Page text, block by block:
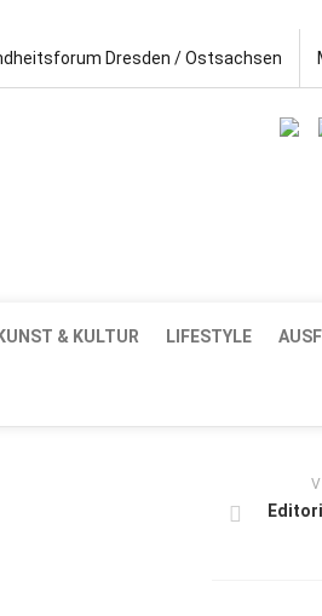
Dresden / Ostsachsen
KUNST & KULTUR LIFESTYLE